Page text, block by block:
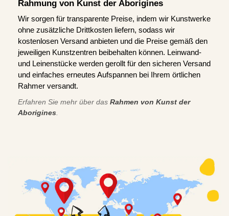
Rahmung von Kunst der Aborigines
Wir sorgen für transparente Preise, indem wir Kunstwerke
ohne zusätzliche Drittkosten liefern, sodass wir
kostenlosen Versand anbieten und die Preise gemäß den
jeweiligen Kunstzentren beibehalten können. Leinwand-
und Leinenstücke werden gerollt für den sicheren Versand
und einfaches erneutes Aufspannen bei Ihrem örtlichen
Rahmer versandt.
Erfahren Sie mehr über das Rahmen von Kunst der
Aborigines